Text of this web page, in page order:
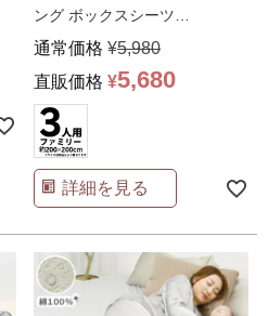
ング ボックスシーツ
200x200x25cm
通常価格 ¥5,980
直販価格 ¥5,680
詳細を見る